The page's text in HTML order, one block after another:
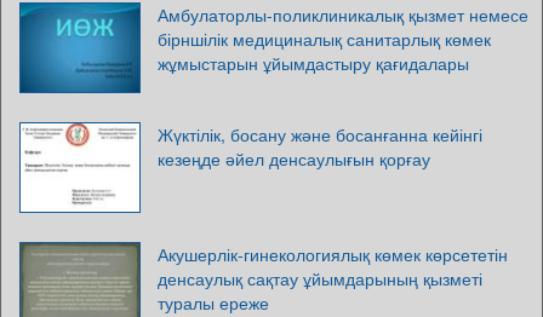
Амбулаторлы-поликлиникалық қызмет немесе
бірншілік медициналық санитарлық көмек
жұмыстарын ұйымдастыру қағидалары
Жүктілік, босану және босанғанна кейінгі
кезеңде әйел денсаулығын қорғау
Акушерлік-гинекологиялық көмек көрсететін
денсаулық сақтау ұйымдарының қызметі
туралы ереже